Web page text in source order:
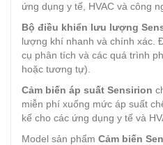
ứng dụng y tế, HVAC và công
Bộ điều khiển lưu lượng
lượng khí nhanh và chính xác.
cụ phân tích và các quá trình
hoặc tương tự).
Cảm biến áp suất Sensirion
miễn phí xuống mức áp suất
kế cho các ứng dụng y tế và
Model sản phẩm Cảm biến